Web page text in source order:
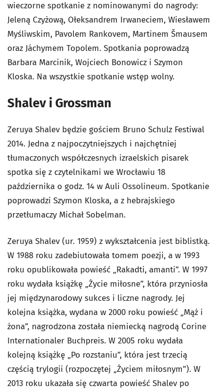
wieczorne spotkanie z nominowanymi do nagrody:
Jeleną Czyżową, Ołeksandrem Irwaneciem, Wiesławem
Myśliwskim, Pavolem Rankovem, Martinem Šmausem
oraz Jáchymem Topolem. Spotkania poprowadzą
Barbara Marcinik, Wojciech Bonowicz i Szymon
Kloska. Na wszystkie spotkanie wstęp wolny.
Shalev i Grossman
Zeruya Shalev będzie gościem Bruno Schulz Festiwal
2014. Jedna z najpoczytniejszych i najchętniej
tłumaczonych współczesnych izraelskich pisarek
spotka się z czytelnikami we Wrocławiu 18
października o godz. 14 w Auli Ossolineum. Spotkanie
poprowadzi Szymon Kloska, a z hebrajskiego
przetłumaczy Michał Sobelman.
Zeruya Shalev (ur. 1959) z wykształcenia jest biblistką.
W 1988 roku zadebiutowała tomem poezji, a w 1993
roku opublikowała powieść „Rakadti, amanti”. W 1997
roku wydała książkę „Życie miłosne”, która przyniosła
jej międzynarodowy sukces i liczne nagrody. Jej
kolejna książka, wydana w 2000 roku powieść „Mąż i
żona”, nagrodzona została niemiecką nagrodą Corine
Internationaler Buchpreis. W 2005 roku wydała
kolejną książkę „Po rozstaniu”, która jest trzecią
częścią trylogii (rozpoczętej „Życiem miłosnym”). W
2013 roku ukazała się czwarta powieść Shalev po